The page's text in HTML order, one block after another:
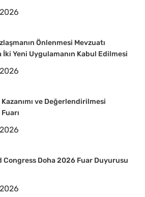
Önlenmesi Mevzuatı
İki Yeni Uygulamanın Kabul Edilmesi
Kazanımı ve Değerlendirilmesi
Congress Doha 2026 Fuar Duyurusu